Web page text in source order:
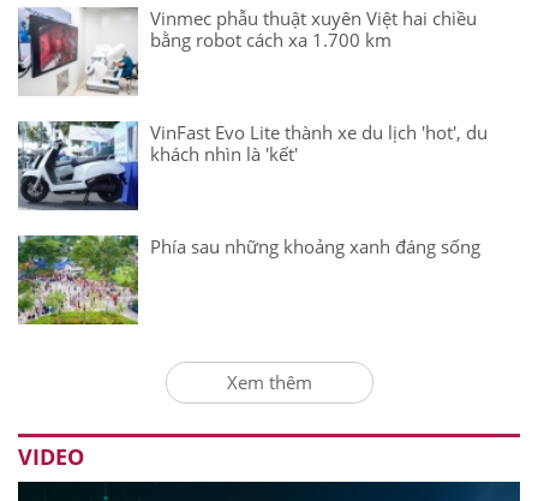
Vinmec phẫu thuật xuyên Việt hai chiều
bằng robot cách xa 1.700 km
VinFast Evo Lite thành xe du lịch 'hot', du
khách nhìn là 'kết'
Phía sau những khoảng xanh đáng sống
Xem thêm
VIDEO